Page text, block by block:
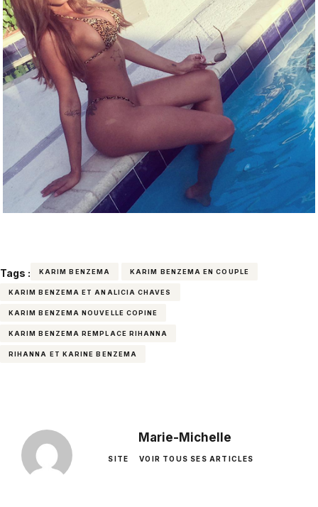
Tags : KARIM BENZEMA KARIM BENZEMA EN COUPLE
KARIM BENZEMA ET ANALICIA CHAVES
KARIM BENZEMA NOUVELLE COPINE
KARIM BENZEMA REMPLACE RIHANNA
RIHANNA ET KARINE BENZEMA
Marie-Michelle
SITE VOIR TOUS SES ARTICLES